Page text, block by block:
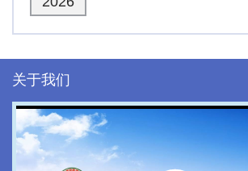
关于我们